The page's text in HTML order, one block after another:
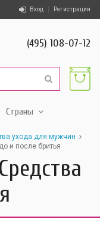
Вход Регистрация
(495) 108-07-12
Страны
ухода для мужчин
и после бритья